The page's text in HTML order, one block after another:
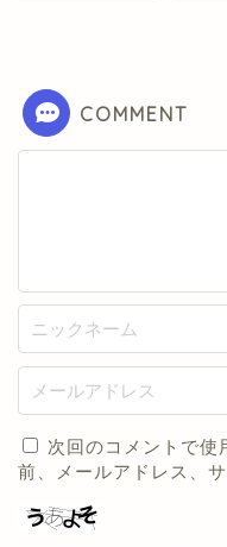
COMMENT
次回のコメントで使
前、メールアドレス、